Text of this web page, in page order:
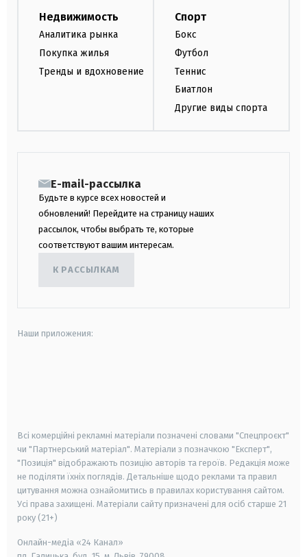
Недвижимость
Аналитика рынка
Покупка жилья
Тренды и вдохновение
Спорт
Бокс
Футбол
Теннис
Биатлон
Другие виды спорта
E-mail-рассылка
Будьте в курсе всех новостей и
обновлений! Перейдите на страницу наших
рассылок, чтобы выбрать те, которые
соответствуют вашим интересам.
К РАССЫЛКАМ
Наши приложения:
Всі комерційні рекламні матеріали позначені словами "Спецпроєкт"
чи "Партнерський матеріал". Матеріали з позначкою "Експерт",
"Позиція" відображають позицію авторів та героїв. Редакція може
не поділяти їхніх поглядів. Детальніше щодо реклами та правил
цитування можна ознайомитись в правилах користування сайтом.
Усі права захищені. Матеріали сайту призначені для осіб старше 21
року (21+)
Онлайн-медіа «24 Канал»